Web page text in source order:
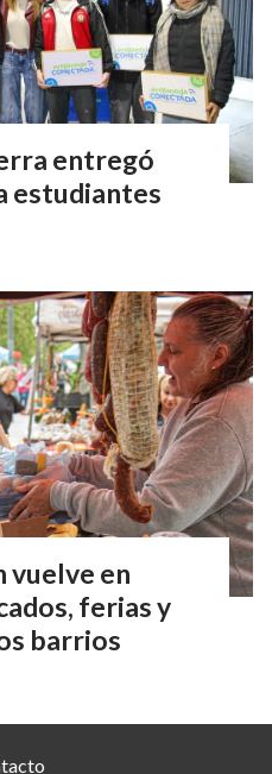
entregó
estudiantes
en
ferias y
barrios